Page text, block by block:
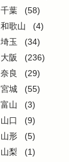
千葉
(58)
和歌山
(4)
埼玉
(34)
大阪
(236)
奈良
(29)
宮城
(55)
富山
(3)
山口
(9)
山形
(5)
山梨
(1)